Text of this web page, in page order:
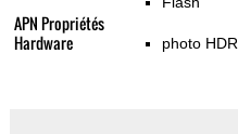
APN Propriétés
Hardware
photo HDR